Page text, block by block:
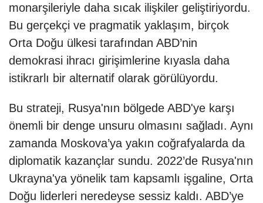
monarşileriyle daha sıcak ilişkiler geliştiriyordu.
Bu gerçekçi ve pragmatik yaklaşım, birçok
Orta Doğu ülkesi tarafından ABD’nin
demokrasi ihracı girişimlerine kıyasla daha
istikrarlı bir alternatif olarak görülüyordu.
Bu strateji, Rusya'nın bölgede ABD'ye karşı
önemli bir denge unsuru olmasını sağladı. Aynı
zamanda Moskova’ya yakın coğrafyalarda da
diplomatik kazançlar sundu. 2022’de Rusya'nın
Ukrayna'ya yönelik tam kapsamlı işgaline, Orta
Doğu liderleri neredeyse sessiz kaldı. ABD’ye